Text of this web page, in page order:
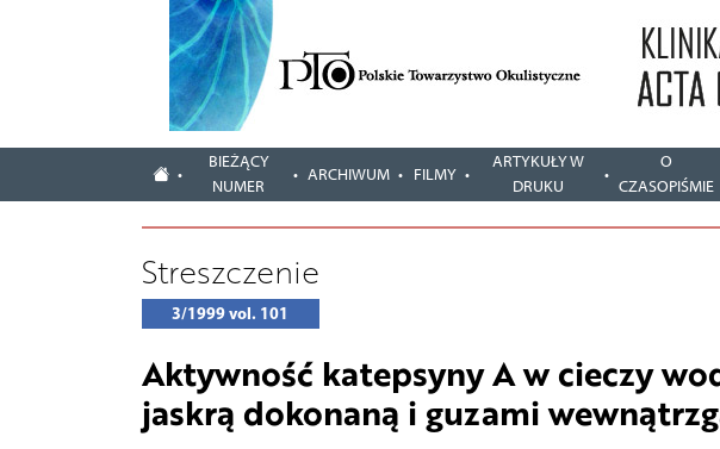
BIEŻĄCY
NUMER
ARCHIWUM FILMY
ARTYKUŁY W
DRUKU
O
CZASOPIŚMIE
Streszczenie
3/1999 vol. 101
Aktywność katepsyny A w cieczy
jaskrą dokonaną i guzami